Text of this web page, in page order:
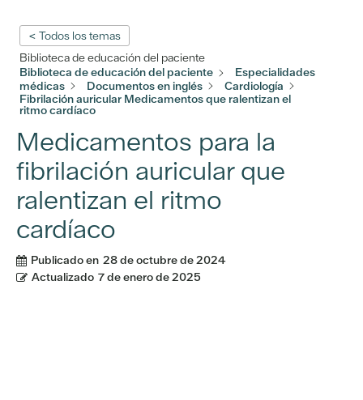
< Todos los temas
Biblioteca de educación del paciente
Biblioteca de educación del paciente
Especialidades
médicas
Documentos en inglés
Cardiología
Fibrilación auricular Medicamentos que ralentizan el
ritmo cardíaco
Medicamentos para la
fibrilación auricular que
ralentizan el ritmo
cardíaco
Publicado en 28 de octubre de 2024
Actualizado 7 de enero de 2025